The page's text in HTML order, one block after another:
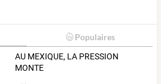
Populaires
AU MEXIQUE, LA PRESSION
MONTE